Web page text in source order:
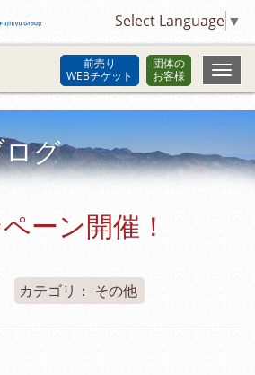
Select Language ▼
前売り
WEBチケット
団体の
お客様
グ
ーン開催！
カテゴリ： その他